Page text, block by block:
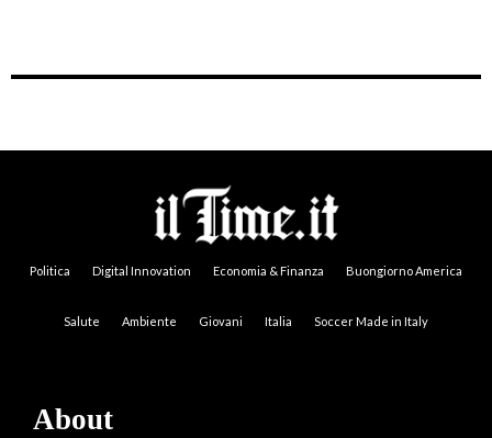
Politica Digital Innovation Economia & Finanza Buongiorno America
Salute Ambiente Giovani Italia Soccer Made in Italy
About